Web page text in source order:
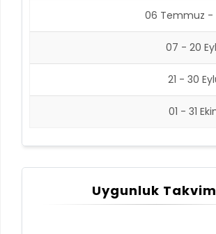
06 Temmuz -
07 - 20
21 - 30
01 - 31
Uygunluk